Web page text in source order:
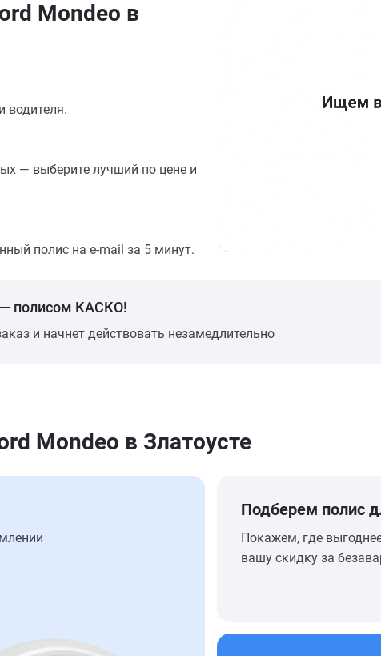
Mondeo в
водителя.
— выберите лучший по цене и
полис на e-mail за 5 минут.
полисом КАСКО!
и начнет действовать незамедлительно
Mondeo в Златоусте
Подберем полис
Покажем, где
вашу скидку за